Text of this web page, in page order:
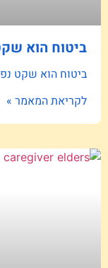
ביטוח הוא
ביטוח הוא שקט
לקריאת המאמר »